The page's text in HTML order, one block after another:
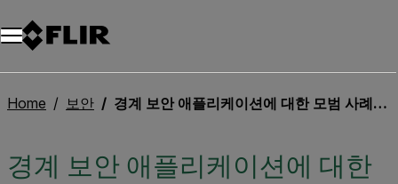
Home 보안 경계 보안 애플리케이션에 대한 모범 사례 가이드
경계 보안 애플리케이션에 대한